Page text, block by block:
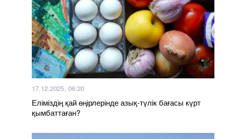
17.12.2025, 06:20
Еліміздің қай өңірлерінде азық-түлік бағасы күрт
қымбаттаған?